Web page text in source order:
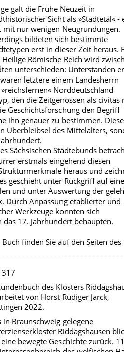
galt die Frühe Neuzeit in
Sicht als »Städtetal« -
mit nur wenigen Neugründungen.
bildeten sich bestimmte
erst in dieser Zeit heraus.
Heilige Römische Reich wird
unterschieden: Unterstanden
letztere einem Landesherrn
Norddeutschland
den die Zeitgenossen als civitas
Geschichtsforschung den Begriff
ihn genauer zu bestimmen. Diese
Überbleibsel des Mittelalters,
Sächsischen Städtebunds
erstmals eingehend diesen
heraus und
geschieht unter Rückgriff auf
und unter Auswertung der
Durch Anpassung etablierter und
Werkzeuge konnten sich
17. Jahrhundert behaupten.
finden Sie auf den Seiten des
317
des Klosters
von Horst Rüdiger Jarck,
2022.
in Braunschweig gelegene
Riddagshausen
bewegte Geschichte zurück.